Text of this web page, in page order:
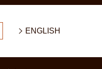
ENGLISH